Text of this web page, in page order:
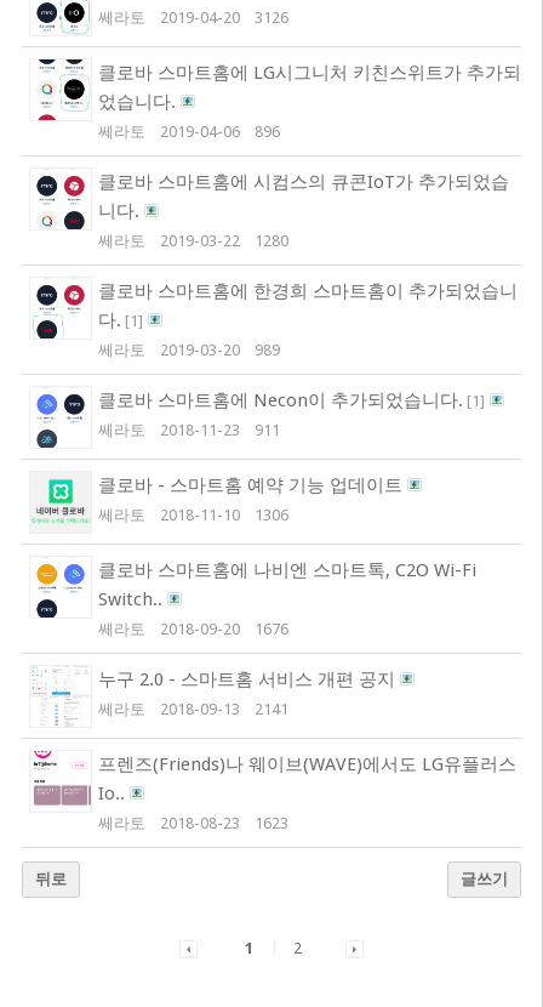
쎄라토
2019-04-20 3126
클로바 스마트홈에 LG시그니처 키친스위트가 추가되
었습니다.
쎄라토 2019-04-06 896
클로바 스마트홈에 시컴스의 큐콘IoT가 추가되었습
니다.
쎄라토 2019-03-22 1280
클로바 스마트홈에 한경희 스마트홈이 추가되었습니
다. [1]
쎄라토
2019-03-20 989
클로바 스마트홈에 Necon이 추가되었습니다. [1]
쎄라토
2018-11-23 911
클로바 - 스마트홈 예약 기능 업데이트
쎄라토 2018-11-10 1306
클로바 스마트홈에 나비엔 스마트톡, C2O Wi-Fi
Switch..
쎄라토 2018-09-20 1676
누구 2.0 - 스마트홈 서비스 개편 공지
쎄라토 2018-09-13 2141
프렌즈(Friends)나 웨이브(WAVE)에서도 LG유플러스
Io..
쎄라토 2018-08-23 1623
뒤로 글쓰기
1 2